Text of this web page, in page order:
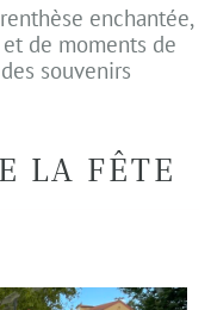
enchantée,
de moments de
souvenirs
LA FÊTE